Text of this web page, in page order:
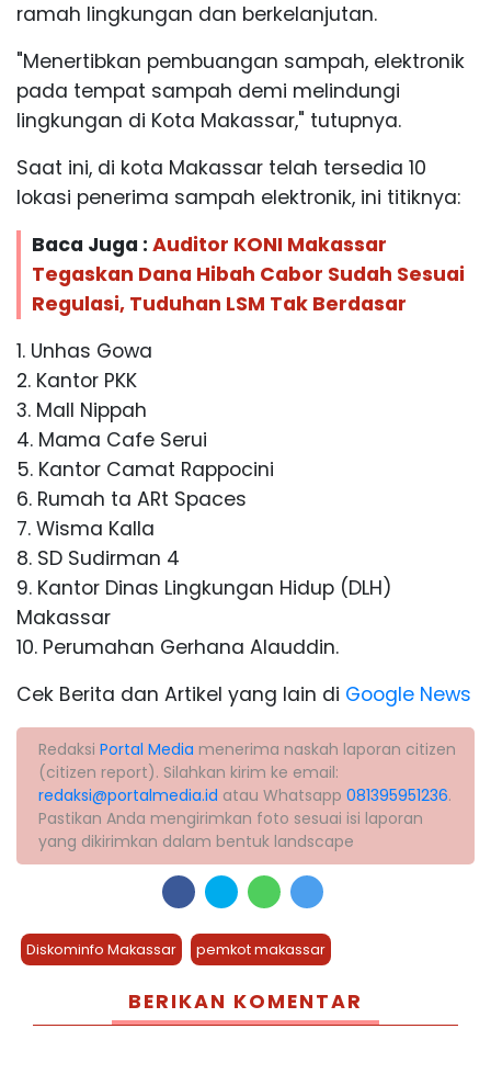
ramah lingkungan dan berkelanjutan.
"Menertibkan pembuangan sampah, elektronik
pada tempat sampah demi melindungi
lingkungan di Kota Makassar," tutupnya.
Saat ini, di kota Makassar telah tersedia 10
lokasi penerima sampah elektronik, ini titiknya:
Baca Juga : Auditor KONI Makassar
Tegaskan Dana Hibah Cabor Sudah Sesuai
Regulasi, Tuduhan LSM Tak Berdasar
1. Unhas Gowa
2. Kantor PKK
3. Mall Nippah
4. Mama Cafe Serui
5. Kantor Camat Rappocini
6. Rumah ta ARt Spaces
7. Wisma Kalla
8. SD Sudirman 4
9. Kantor Dinas Lingkungan Hidup (DLH)
Makassar
10. Perumahan Gerhana Alauddin.
Cek Berita dan Artikel yang lain di Google News
Redaksi Portal Media menerima naskah laporan citizen
(citizen report). Silahkan kirim ke email:
redaksi@portalmedia.id atau Whatsapp 081395951236.
Pastikan Anda mengirimkan foto sesuai isi laporan
yang dikirimkan dalam bentuk landscape
Diskominfo Makassar pemkot makassar
BERIKAN KOMENTAR